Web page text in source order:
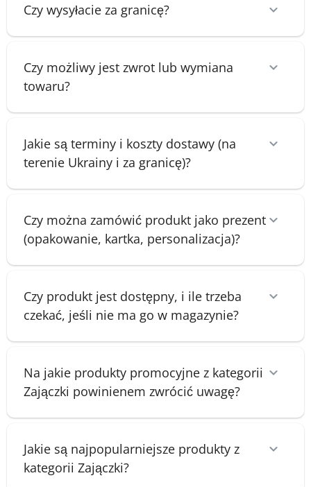
Czy wysyłacie za granicę?
Czy możliwy jest zwrot lub wymiana
towaru?
Jakie są terminy i koszty dostawy (na
terenie Ukrainy i za granicę)?
Czy można zamówić produkt jako prezent
(opakowanie, kartka, personalizacja)?
Czy produkt jest dostępny, i ile trzeba
czekać, jeśli nie ma go w magazynie?
Na jakie produkty promocyjne z kategorii
Zajączki powinienem zwrócić uwagę?
Jakie są najpopularniejsze produkty z
kategorii Zajączki?